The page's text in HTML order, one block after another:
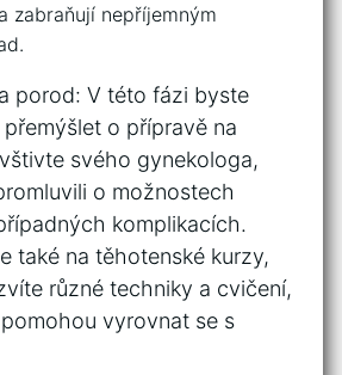
zabraňují nepříjemným
porod:‍ V⁣ této ⁢fázi‍ byste
o přípravě na⁢
svého gynekologa,
o možnostech
komplikacích.
také ​na těhotenské kurzy,‍
‍různé techniky a cvičení,
vyrovnat se s